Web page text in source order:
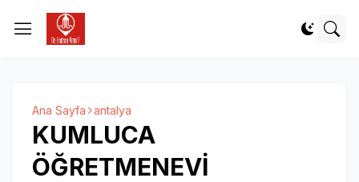
Ana Sayfa antalya
KUMLUCA
ÖĞRETMENEVİ